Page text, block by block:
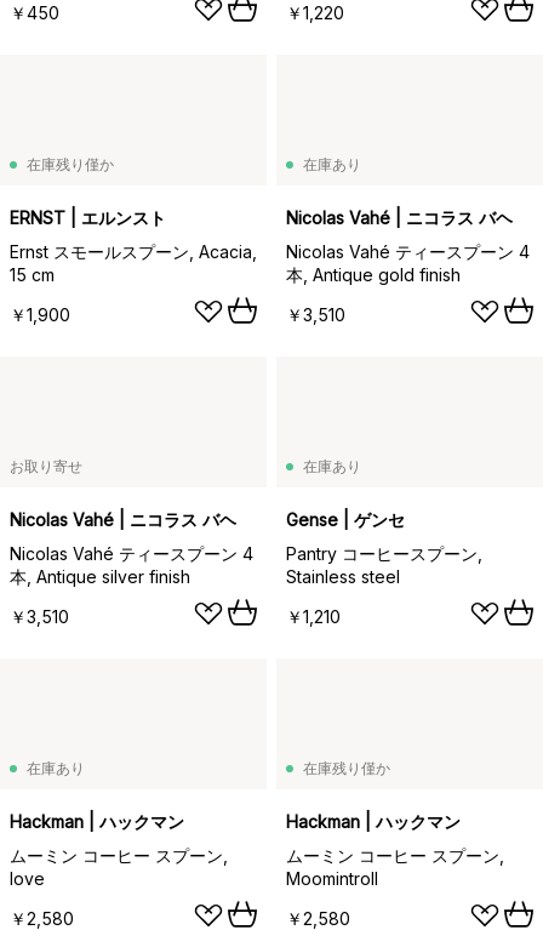
￥450
￥1,220
在庫残り僅か
ERNST | エルンスト
Ernst スモールスプーン, Acacia,
15 cm
￥1,900
在庫あり
Nicolas Vahé | ニコラス バヘ
Nicolas Vahé ティースプーン 4
本, Antique gold finish
￥3,510
お取り寄せ
Nicolas Vahé | ニコラス バヘ
Nicolas Vahé ティースプーン 4
本, Antique silver finish
￥3,510
在庫あり
Gense | ゲンセ
Pantry コーヒースプーン,
Stainless steel
￥1,210
在庫あり
Hackman | ハックマン
ムーミン コーヒー スプーン,
love
￥2,580
在庫残り僅か
Hackman | ハックマン
ムーミン コーヒー スプーン,
Moomintroll
￥2,580